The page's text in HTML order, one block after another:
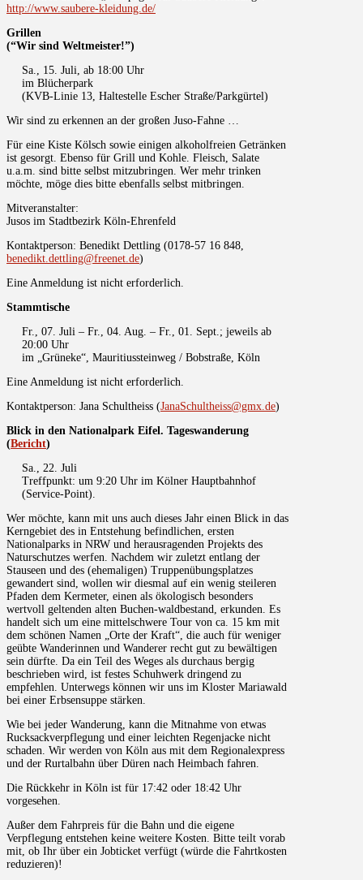
http://www.saubere-kleidung.de/
Grillen
(“Wir sind Weltmeister!”)
Sa., 15. Juli, ab 18:00 Uhr
im Blücherpark
(KVB-Linie 13, Haltestelle Escher Straße/Parkgürtel)
Wir sind zu erkennen an der großen Juso-Fahne …
Für eine Kiste Kölsch sowie einigen alkoholfreien Getränken
ist gesorgt. Ebenso für Grill und Kohle. Fleisch, Salate
u.a.m. sind bitte selbst mitzubringen. Wer mehr trinken
möchte, möge dies bitte ebenfalls selbst mitbringen.
Mitveranstalter:
Jusos im Stadtbezirk Köln-Ehrenfeld
Kontaktperson: Benedikt Dettling (0178-57 16 848,
benedikt.dettling@freenet.de)
Eine Anmeldung ist nicht erforderlich.
Stammtische
Fr., 07. Juli – Fr., 04. Aug. – Fr., 01. Sept.; jeweils ab
20:00 Uhr
im „Grüneke“, Mauritiussteinweg / Bobstraße, Köln
Eine Anmeldung ist nicht erforderlich.
Kontaktperson: Jana Schultheiss (JanaSchultheiss@gmx.de)
Blick in den Nationalpark Eifel. Tageswanderung
(Bericht)
Sa., 22. Juli
Treffpunkt: um 9:20 Uhr im Kölner Hauptbahnhof
(Service-Point).
Wer möchte, kann mit uns auch dieses Jahr einen Blick in das
Kerngebiet des in Entstehung befindlichen, ersten
Nationalparks in NRW und herausragenden Projekts des
Naturschutzes werfen. Nachdem wir zuletzt entlang der
Stauseen und des (ehemaligen) Truppenübungsplatzes
gewandert sind, wollen wir diesmal auf ein wenig steileren
Pfaden dem Kermeter, einen als ökologisch besonders
wertvoll geltenden alten Buchen-waldbestand, erkunden. Es
handelt sich um eine mittelschwere Tour von ca. 15 km mit
dem schönen Namen „Orte der Kraft“, die auch für weniger
geübte Wanderinnen und Wanderer recht gut zu bewältigen
sein dürfte. Da ein Teil des Weges als durchaus bergig
beschrieben wird, ist festes Schuhwerk dringend zu
empfehlen. Unterwegs können wir uns im Kloster Mariawald
bei einer Erbsensuppe stärken.
Wie bei jeder Wanderung, kann die Mitnahme von etwas
Rucksackverpflegung und einer leichten Regenjacke nicht
schaden. Wir werden von Köln aus mit dem Regionalexpress
und der Rurtalbahn über Düren nach Heimbach fahren.
Die Rückkehr in Köln ist für 17:42 oder 18:42 Uhr
vorgesehen.
Außer dem Fahrpreis für die Bahn und die eigene
Verpflegung entstehen keine weitere Kosten. Bitte teilt vorab
mit, ob Ihr über ein Jobticket verfügt (würde die Fahrtkosten
reduzieren)!